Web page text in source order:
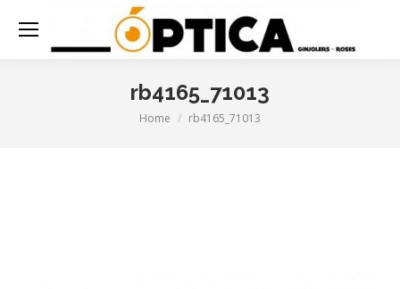
rb4165_71013
You are here:
Home rb4165_71013